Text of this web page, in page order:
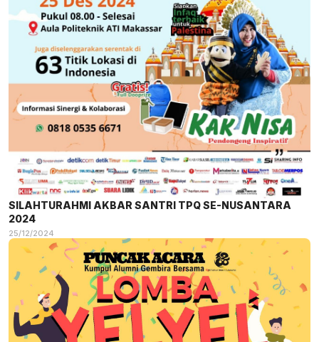
SILAHTURAHMI AKBAR SANTRI TPQ SE-NUSANTARA
2024
25/12/2024